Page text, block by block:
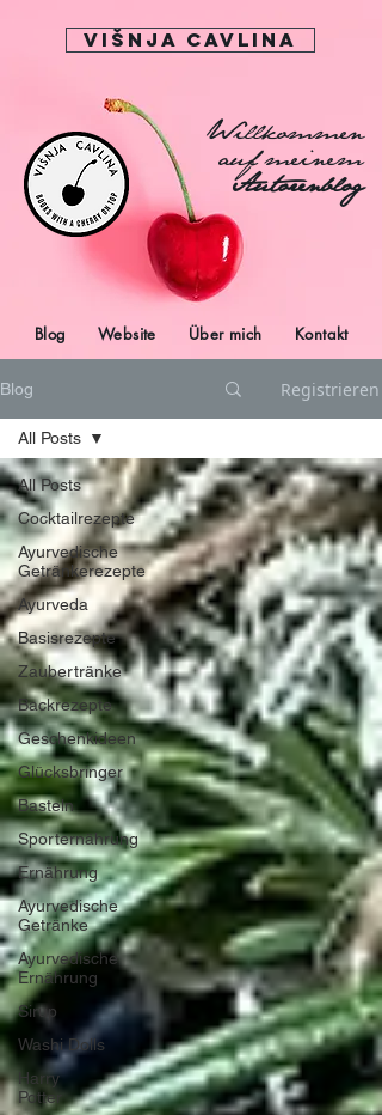
Višnja Cavlina
Willkommen
auf meinem
Autorenblog
Blog Website Über mich Kontakt
Blog Registrieren
All Posts
Cocktailrezepte
Ayurvedische
Getränkerezepte
Ayurveda
Basisrezepte
Zaubertränke
Backrezepte
Geschenkideen
Glücksbringer
Basteln
Sporternährung
Ernährung
Ayurvedische
Getränke
Ayurvedische
Ernährung
Sirup
Washi Dolls
Harry
Potter
All Posts